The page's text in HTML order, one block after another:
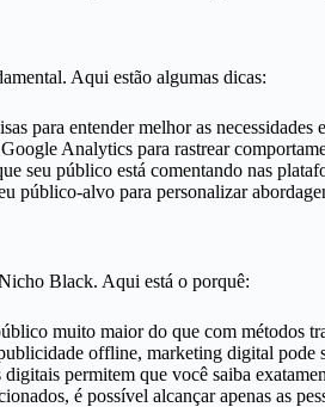
Aqui estão algumas dicas:
para entender melhor as necessidades
Analytics para rastrear
seu público está comentando nas
público-alvo para personalizar
Black. Aqui está o porquê:
muito maior do que com métodos
offline, marketing digital pode
digitais permitem que você saiba
é possível alcançar apenas as